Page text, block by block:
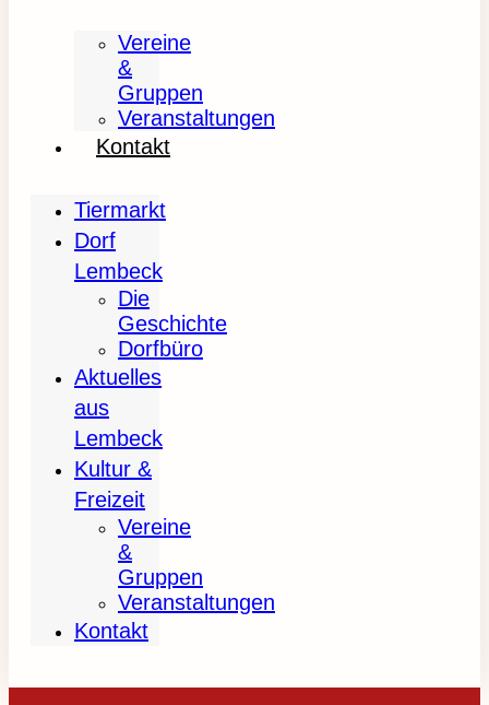
Vereine
&
Gruppen
Veranstaltungen
Kontakt
Tiermarkt
Dorf
Lembeck
Die
Geschichte
Dorfbüro
Aktuelles
aus
Lembeck
Kultur &
Freizeit
Vereine
&
Gruppen
Veranstaltungen
Kontakt